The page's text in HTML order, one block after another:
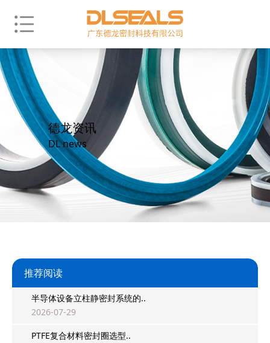
德龙资讯
DL news
推荐阅读
半导体设备立柱静密封系统的..
2026-07-29
PTFE复合材料密封圈选型..